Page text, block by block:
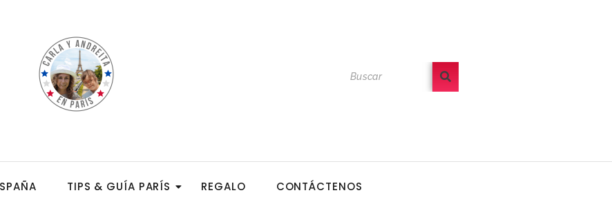
TIPS & GUÍA PARÍS REGALO CONTÁCTENOS